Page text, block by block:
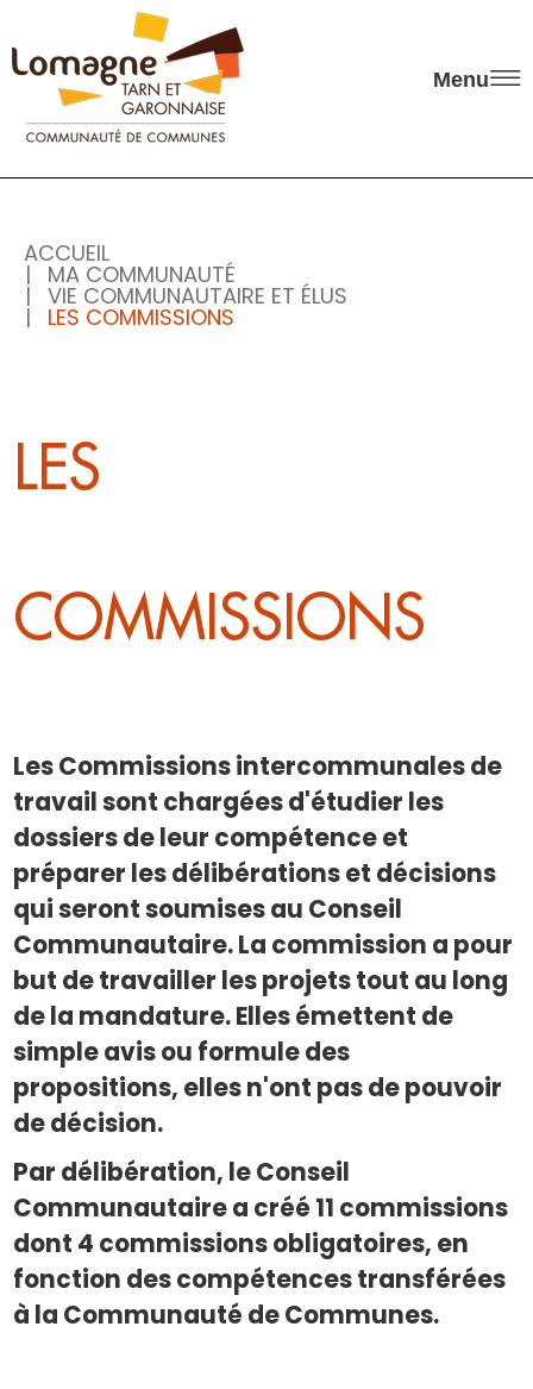
Panneau de gestion des cookies
Menu
ACCUEIL
MA COMMUNAUTÉ
VIE COMMUNAUTAIRE ET ÉLUS
LES COMMISSIONS
LES
COMMISSIONS
Les Commissions intercommunales de
travail sont chargées d'étudier les
dossiers de leur compétence et
préparer les délibérations et décisions
qui seront soumises au Conseil
Communautaire. La commission a pour
but de travailler les projets tout au long
de la mandature. Elles émettent de
simple avis ou formule des
propositions, elles n'ont pas de pouvoir
de décision.
Par délibération, le Conseil
Communautaire a créé 11 commissions
dont 4 commissions obligatoires, en
fonction des compétences transférées
à la Communauté de Communes.